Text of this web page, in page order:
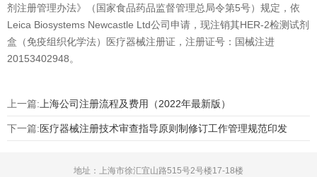
剂注册管理办法》（国家食品药品监督管理总局令第5号）规定，依
Leica Biosystems Newcastle Ltd公司申请，现注销其HER-2检测试剂
盒（免疫组织化学法）医疗器械注册证，注册证号：国械注进
20153402948。
上一篇: 上海公司注册流程及费用（2022年最新版）
下一篇:医疗器械注册技术审查指导原则制修订工作管理规范印发
地址：上海市徐汇宜山路515号2号楼17-18楼